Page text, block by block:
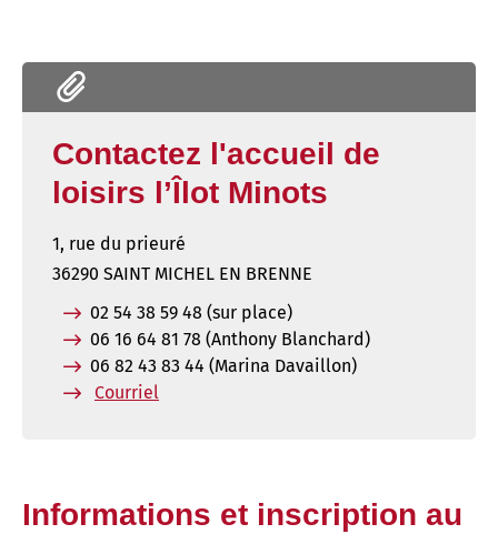
Contactez l'accueil de
loisirs l’Îlot Minots
1, rue du prieuré
36290 SAINT MICHEL EN BRENNE
02 54 38 59 48 (sur place)
06 16 64 81 78 (Anthony Blanchard)
06 82 43 83 44 (Marina Davaillon)
Courriel
Informations et inscription au